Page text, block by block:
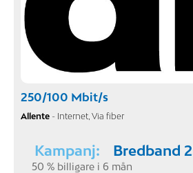
250/100 Mbit/s
Allente - Internet, Via fiber
Kampanj: Bredband
50 % billigare i 6 mån